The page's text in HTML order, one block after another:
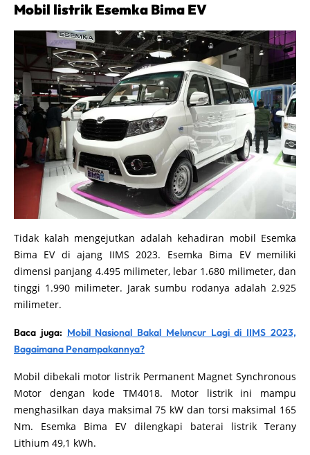
Mobil listrik Esemka Bima EV
Tidak kalah mengejutkan adalah kehadiran mobil Esemka
Bima EV di ajang IIMS 2023. Esemka Bima EV memiliki
dimensi panjang 4.495 milimeter, lebar 1.680 milimeter, dan
tinggi 1.990 milimeter. Jarak sumbu rodanya adalah 2.925
milimeter.
Baca juga: Mobil Nasional Bakal Meluncur Lagi di IIMS 2023,
Bagaimana Penampakannya?
Mobil dibekali motor listrik Permanent Magnet Synchronous
Motor dengan kode TM4018. Motor listrik ini mampu
menghasilkan daya maksimal 75 kW dan torsi maksimal 165
Nm. Esemka Bima EV dilengkapi baterai listrik Terany
Lithium 49,1 kWh.